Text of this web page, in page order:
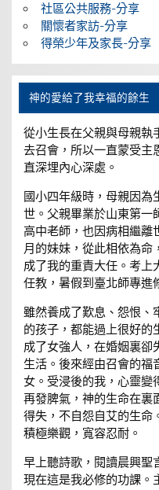
社區公共服務-分享
關懷者家訪-分享
得榮少年及家長-分享
神的愛給了我幸福的餘生
從小生長在父親與母親執
去召會，所以一直蒙受主
直深埋內心深處。
國小四年級時，母親因為
世。父親畢業於山東第一
高中老師，也因病相繼離
月的妹妹，從此相依為命
成了我的重責大任。考上
任教，暑假到臺北師專進
雖然養成了歎息、怨恨、
的孩子，都能過上很好的
成了女強人，在婚姻裏卻
生活。後來經由召會的福
女。受浸後的我，心靈變
再發脾氣，神的生命在裏
得失，不自怨自艾的生命
積極樂觀，寬容忍耐。
早上聽詩歌，閱讀晨興聖
現在這是我必修的功課。